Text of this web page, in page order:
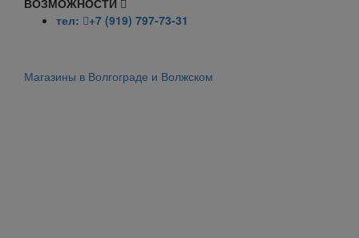
ВОЗМОЖНОСТИ
тел:
+7 (919) 797-73-31
Магазины в Волгограде и Волжском